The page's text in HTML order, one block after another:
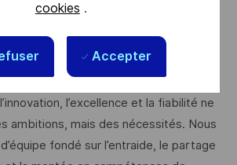
cookies .
Accepter
c’est participer au
technologies électroniques qui
de demain. Chaque jour, nous
exigeants dans un
l’excellence et la fiabilité ne
ambitions, mais des nécessités. Nous
fondé sur l’entraide, le partage